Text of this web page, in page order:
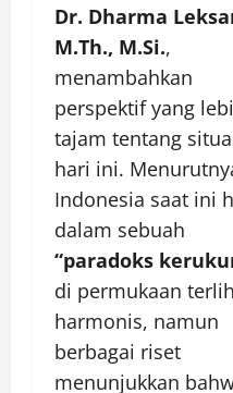
Dr. Dharma
M.Th., M.Si.,
menambahkan
perspektif yang
tajam tentang
hari ini.
Indonesia saat ini
dalam sebuah
“paradoks
di permukaan
harmonis, namun
berbagai riset
menunjukkan